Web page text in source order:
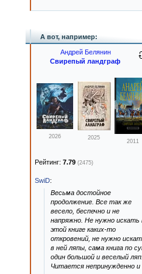
А вот, например:
Андрей Белянин
Свирепый ландграф
2026 2025
2011
Рейтинг: 7.79 (2475)
SwiD:
Весьма достойное
продолжение. Все так же
весело, беспечно и не
напряжно. Не нужно искать
этой книге каких-то
откровений, не нужно
в ней ляпы, сама книга по
один большой и веселый ляп.
Читается непринужденно и